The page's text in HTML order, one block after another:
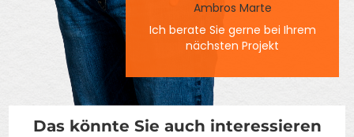
Ambros Marte
Ich berate Sie gerne bei Ihrem
nächsten Projekt
Das könnte Sie auch interessieren